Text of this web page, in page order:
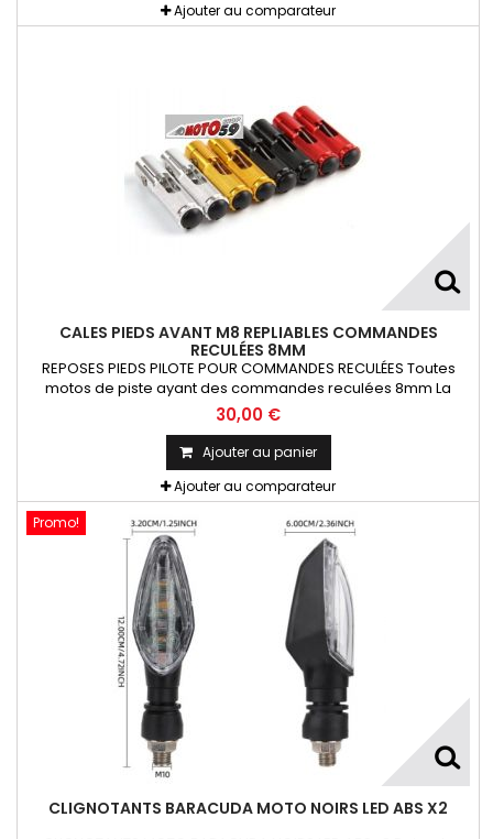
Ajouter au comparateur
CALES PIEDS AVANT M8 REPLIABLES COMMANDES
RECULÉES 8MM
REPOSES PIEDS PILOTE POUR COMMANDES RECULÉES Toutes
motos de piste ayant des commandes reculées 8mm La
Paire
30,00 €
Ajouter au panier
Ajouter au comparateur
Promo!
CLIGNOTANTS BARACUDA MOTO NOIRS LED ABS X2